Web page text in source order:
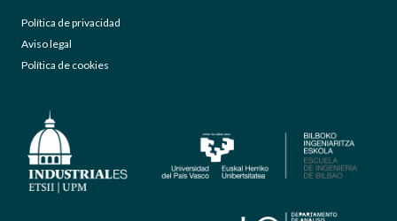
Política de privacidad
Aviso legal
Política de cookies